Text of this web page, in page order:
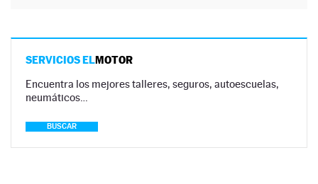
SERVICIOS ELMOTOR
Encuentra los mejores talleres, seguros, autoescuelas,
neumáticos…
BUSCAR